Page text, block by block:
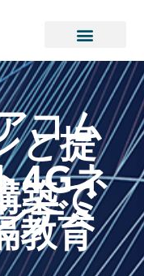
コム
と提
4Gネ
築で
デミ
教育